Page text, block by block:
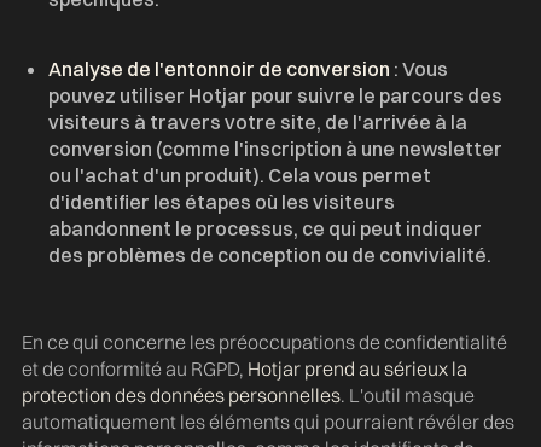
Analyse de l'entonnoir de conversion : Vous
pouvez utiliser Hotjar pour suivre le parcours des
visiteurs à travers votre site, de l'arrivée à la
conversion (comme l'inscription à une newsletter
ou l'achat d'un produit). Cela vous permet
d'identifier les étapes où les visiteurs
abandonnent le processus, ce qui peut indiquer
des problèmes de conception ou de convivialité.
En ce qui concerne les préoccupations de confidentialité
et de conformité au RGPD, Hotjar prend au sérieux la
protection des données personnelles. L'outil masque
automatiquement les éléments qui pourraient révéler des